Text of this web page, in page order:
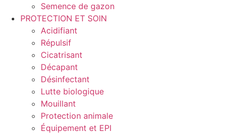
Semence de gazon
PROTECTION ET SOIN
Acidifiant
Répulsif
Cicatrisant
Décapant
Désinfectant
Lutte biologique
Mouillant
Protection animale
Équipement et EPI